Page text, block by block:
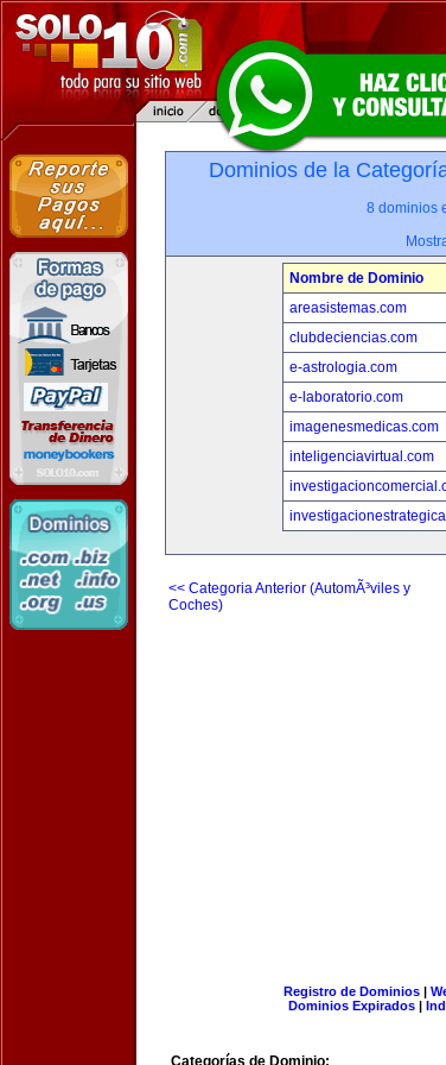
Dominios de la
8 dominios
Nombre de Dominio
areasistemas.com
clubdeciencias.com
e-astrologia.com
e-laboratorio.com
imagenesmedicas.com
inteligenciavirtual.com
<< Categoria Anterior (AutomÃ³viles y
Coches)
Registro de Dominios|
Dominios Expirados |
Categorías de Dominio: